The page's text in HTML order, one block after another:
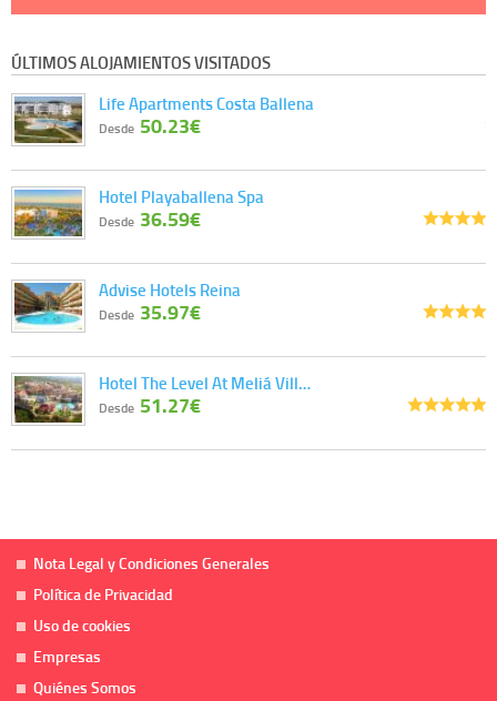
ÚLTIMOS ALOJAMIENTOS VISITADOS
Life Apartments Costa Ballena
Desde 50.23€
Hotel Playaballena Spa
Desde 36.59€
Advise Hotels Reina
Desde 35.97€
Hotel The Level At Meliá Vill…
Desde 51.27€
Nota Legal y Condiciones Generales
Política de Privacidad
Uso de cookies
Empresas
Quiénes Somos